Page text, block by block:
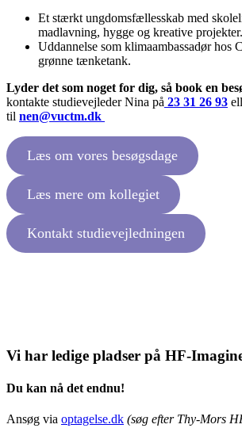
Et stærkt ungdomsfællesskab med
madlavning, hygge og kreative projekter.
Uddannelse som klimaambassadør hos
grønne tænketank.
Lyder det som noget for dig, så book en
kontakte studievejleder Nina på 23 31 26 93
til nen@vuctm.dk
Læs om vores besøgsdage
Læs mere om kollegiet
Kontakt studievejledningen
Vi har ledige pladser på HF-
Du kan nå det endnu!
Ansøg via optagelse.dk (søg efter Thy-Mors